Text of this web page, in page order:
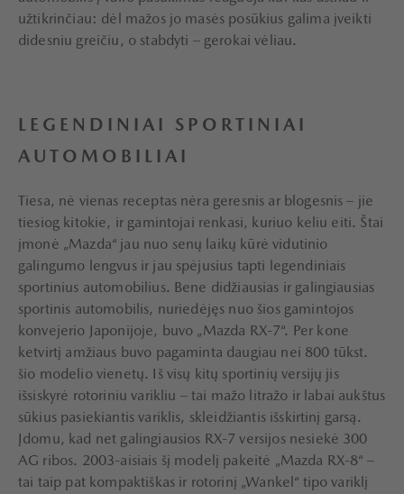
užtikrinčiau: dėl mažos jo masės posūkius galima įveikti
didesniu greičiu, o stabdyti – gerokai vėliau.
LEGENDINIAI SPORTINIAI
AUTOMOBILIAI
Tiesa, nė vienas receptas nėra geresnis ar blogesnis – jie
tiesiog kitokie, ir gamintojai renkasi, kuriuo keliu eiti. Štai
įmonė „Mazda“ jau nuo senų laikų kūrė vidutinio
galingumo lengvus ir jau spėjusius tapti legendiniais
sportinius automobilius. Bene didžiausias ir galingiausias
sportinis automobilis, nuriedėjęs nuo šios gamintojos
konvejerio Japonijoje, buvo „Mazda RX-7“. Per kone
ketvirtį amžiaus buvo pagaminta daugiau nei 800 tūkst.
šio modelio vienetų. Iš visų kitų sportinių versijų jis
išsiskyrė rotoriniu varikliu – tai mažo litražo ir labai aukštus
sūkius pasiekiantis variklis, skleidžiantis išskirtinį garsą.
Įdomu, kad net galingiausios RX-7 versijos nesiekė 300
AG ribos. 2003-aisiais šį modelį pakeitė „Mazda RX-8“ –
tai taip pat kompaktiškas ir rotorinį „Wankel“ tipo variklį